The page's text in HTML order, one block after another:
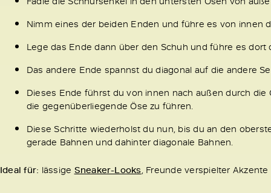
Nimm eines der beiden Enden und führe es von innen
Lege das Ende dann über den Schuh und führe es
Das andere Ende spannst du diagonal auf die andere
Dieses Ende führst du von innen nach außen durch
die gegenüberliegende Öse zu führen.
Diese Schritte wiederholst du nun, bis du an den
gerade Bahnen und dahinter diagonale Bahnen.
Ideal für: lässige Sneaker-Looks, Freunde verspielter Akzente